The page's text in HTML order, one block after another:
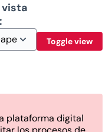
vista
Toggle view
plataforma digital